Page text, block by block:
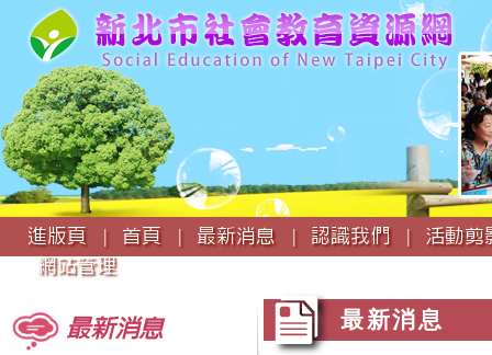
:::
進版頁 |
首頁 | 最新消息 | 認識我們 |
活動
網站管理
最新消息 最新消息